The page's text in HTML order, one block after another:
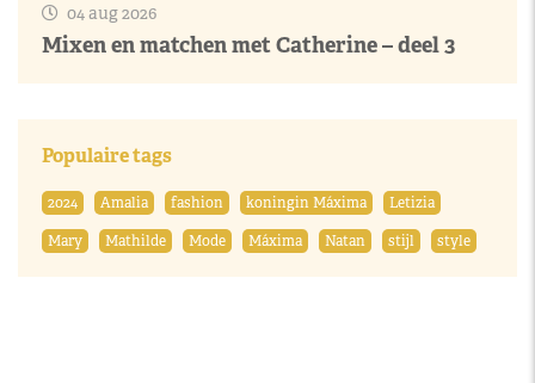
04 aug 2026
Mixen en matchen met Catherine – deel 3
Populaire tags
2024 Amalia fashion koningin Máxima
Letizia
Mary
Mathilde Mode Máxima Natan stijl style